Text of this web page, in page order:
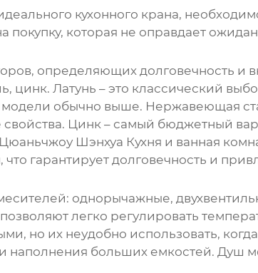
кухонного крана,
покупку, которая не оправдает
определяющих долговечность и
цинк. Латунь – это классический
обычно выше. Нержавеющая
Цинк – самый бюджетный
Шэнхуа Кухня и ванная
гарантирует долговечность и
однорычажные,
легко регулировать
но их неудобно использовать,
больших емкостей. Душ